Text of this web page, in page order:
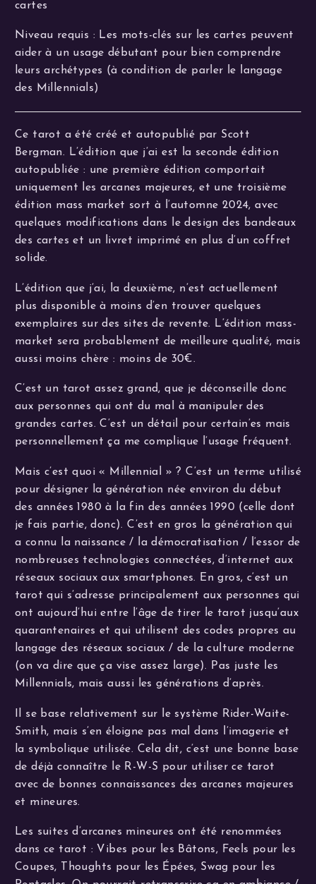
cartes
Niveau requis : Les mots-clés sur les cartes peuvent
aider à un usage débutant pour bien comprendre
leurs archétypes (à condition de parler le langage
des Millennials)
Ce tarot a été créé et autopublié par Scott
Bergman. L’édition que j’ai est la seconde édition
autopubliée : une première édition comportait
uniquement les arcanes majeures, et une troisième
édition mass market sort à l’automne 2024, avec
quelques modifications dans le design des bandeaux
des cartes et un livret imprimé en plus d’un coffret
solide.
L’édition que j’ai, la deuxième, n’est actuellement
plus disponible à moins d’en trouver quelques
exemplaires sur des sites de revente. L’édition mass-
market sera probablement de meilleure qualité, mais
aussi moins chère : moins de 30€.
C’est un tarot assez grand, que je déconseille donc
aux personnes qui ont du mal à manipuler des
grandes cartes. C’est un détail pour certain’es mais
personnellement ça me complique l’usage fréquent.
Mais c’est quoi « Millennial » ? C’est un terme utilisé
pour désigner la génération née environ du début
des années 1980 à la fin des années 1990 (celle dont
je fais partie, donc). C’est en gros la génération qui
a connu la naissance / la démocratisation / l’essor de
nombreuses technologies connectées, d’internet aux
réseaux sociaux aux smartphones. En gros, c’est un
tarot qui s’adresse principalement aux personnes qui
ont aujourd’hui entre l’âge de tirer le tarot jusqu’aux
quarantenaires et qui utilisent des codes propres au
langage des réseaux sociaux / de la culture moderne
(on va dire que ça vise assez large). Pas juste les
Millennials, mais aussi les générations d’après.
Il se base relativement sur le système Rider-Waite-
Smith, mais s’en éloigne pas mal dans l’imagerie et
la symbolique utilisée. Cela dit, c’est une bonne base
de déjà connaître le R-W-S pour utiliser ce tarot
avec de bonnes connaissances des arcanes majeures
et mineures.
Les suites d’arcanes mineures ont été renommées
dans ce tarot : Vibes pour les Bâtons, Feels pour les
Coupes, Thoughts pour les Épées, Swag pour les